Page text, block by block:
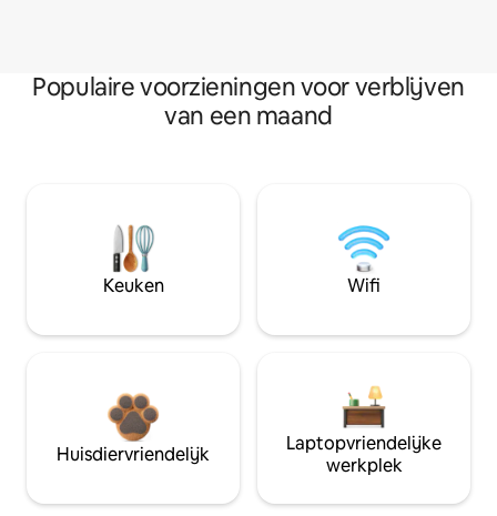
Populaire voorzieningen voor verblijven
van een maand
Keuken Wifi
Huisdiervriendelijk
Laptopvriendelijke
werkplek